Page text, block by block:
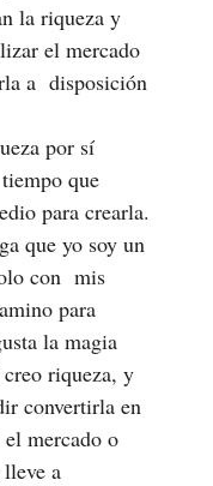
la riqueza y
el mercado
a disposición
por sí
que
para crearla.
que yo soy un
con mis
para
la magia
riqueza, y
convertirla en
mercado o
a